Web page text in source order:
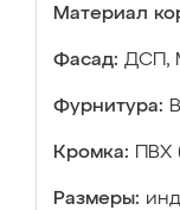
Материал
Фасад: ДСП,
Фурнитура:
Кромка:
Размеры: